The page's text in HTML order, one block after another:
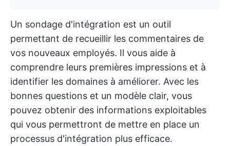
Un sondage d'intégration est un outil
permettant de recueillir les commentaires de
vos nouveaux employés. Il vous aide à
comprendre leurs premières impressions et à
identifier les domaines à améliorer. Avec les
bonnes questions et un modèle clair, vous
pouvez obtenir des informations exploitables
qui vous permettront de mettre en place un
processus d'intégration plus efficace.